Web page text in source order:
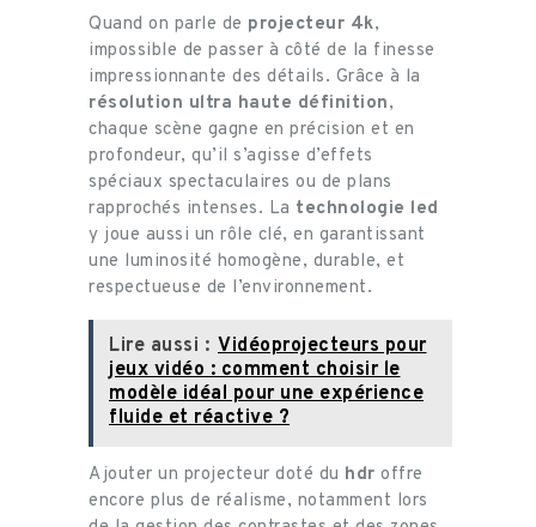
Quand on parle de projecteur 4k,
impossible de passer à côté de la finesse
impressionnante des détails. Grâce à la
résolution ultra haute définition,
chaque scène gagne en précision et en
profondeur, qu’il s’agisse d’effets
spéciaux spectaculaires ou de plans
rapprochés intenses. La technologie led
y joue aussi un rôle clé, en garantissant
une luminosité homogène, durable, et
respectueuse de l’environnement.
Lire aussi : Vidéoprojecteurs pour
jeux vidéo : comment choisir le
modèle idéal pour une expérience
fluide et réactive ?
Ajouter un projecteur doté du hdr offre
encore plus de réalisme, notamment lors